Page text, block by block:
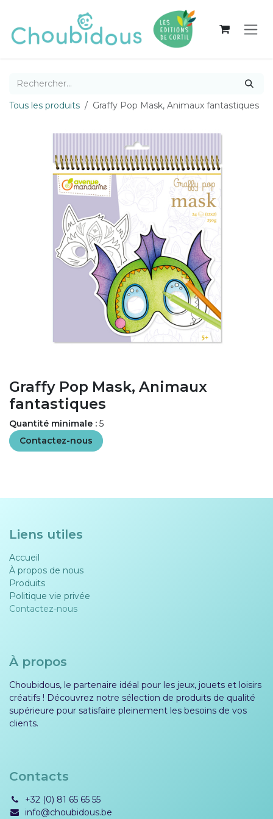
Tous les produits Graffy Pop Mask, Animaux fantastiques
Graffy Pop Mask, Animaux
fantastiques
Quantité minimale : 5
Contactez-nous
Liens utiles
Accueil
À propos de nous
Produits
Politique vie privée​​
Contactez-nous
À propos
Choubidous, le partenaire idéal pour les jeux, jouets et loisirs
créatifs ! Découvrez notre sélection de produits de qualité
supérieure pour satisfaire pleinement les besoins de vos
clients.
Contacts
+32 (0) 81 65 65 55
info@choubidous.be